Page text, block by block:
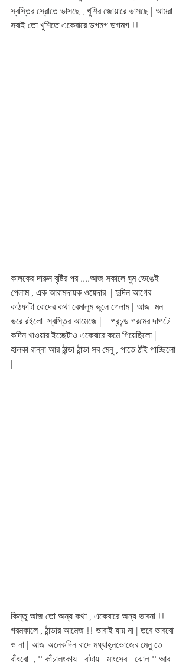
স্বস্তির স্রোতে ভাসছে , খুশির জোয়ারে ভাসছে | আমরা
সবাই তো খুশিতে একেবারে ডগমগ ডগমগ !!
কালকের দারুন বৃষ্টির পর ....আজ সকালে ঘুম ভেঙেই
পেলাম , এক আরামদায়ক ওয়েদার  | দুদিন আগের
কাঠফাটা রোদের কথা বেমালুম ভুলে গেলাম | আজ  মন
ভরে রইলো  স্বস্তির আমেজে |    প্রচন্ড গরমের দাপটে
কদিন খাওয়ার ইচ্ছেটাও একেবারে কমে গিয়েছিলো |
হালকা রান্না আর ঠান্ডা ঠান্ডা সব মেনু , পাতে ঠাঁই পাচ্ছিলো
|
কিন্তু আজ তো অন্য কথা , একেবারে অন্য ভাবনা !!
গরমকালে , ঠান্ডার আমেজ !! ভাবাই যায় না | তবে ভাববো
ও না | আজ অনেকদিন বাদে মধ্যাহ্নভোজের মেনু তে
রাঁধবো  , '' কাঁচালংকায় - বাটায় - মাংসের - ঝোল '' আর